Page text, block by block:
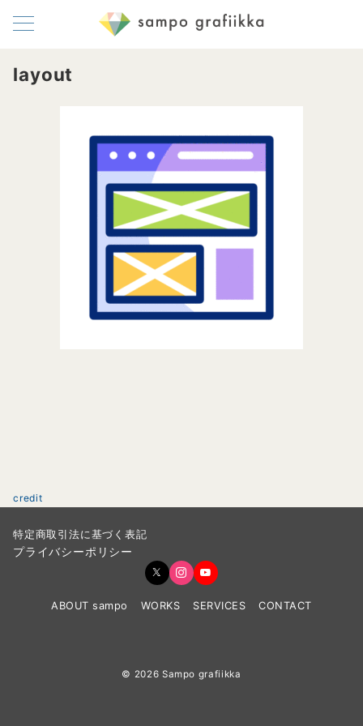
layout
credit
特定商取引法に基づく表記
プライバシーポリシー
ABOUT sampo WORKS SERVICES CONTACT
© 2026 Sampo grafiikka